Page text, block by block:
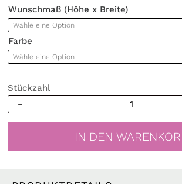
Wunschmaß (Höhe x Breite)
Farbe
Stückzahl
Duschkabine
IN DEN